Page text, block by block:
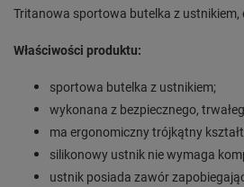
Tritanowa sportowa butelka z ustnikiem,
Właściwości produktu:
sportowa butelka z ustnikiem;
wykonana z bezpiecznego,
ma ergonomiczny trójkątny
silikonowy ustnik nie wymaga
ustnik posiada zawór